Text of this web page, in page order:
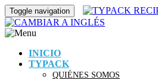
Toggle navigation
INICIO
TYPACK
QUIÉNES SOMOS